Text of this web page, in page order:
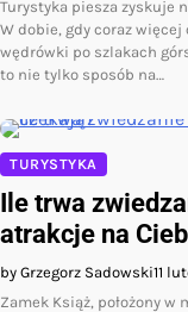
Turystyka piesza zyskuje
W dobie, gdy coraz
wędrówki po szlakach
to nie tylko sposób na…
TURYSTYKA
Ile trwa
atrakcje na
by Grzegorz Sadowski11
Zamek Książ, położony